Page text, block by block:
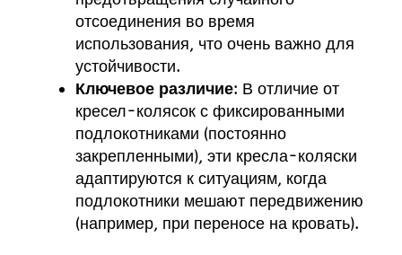
отсоединения во время
использования, что очень важно для
устойчивости.
Ключевое различие: В отличие от
кресел-колясок с фиксированными
подлокотниками (постоянно
закрепленными), эти кресла-коляски
адаптируются к ситуациям, когда
подлокотники мешают передвижению
(например, при переносе на кровать).